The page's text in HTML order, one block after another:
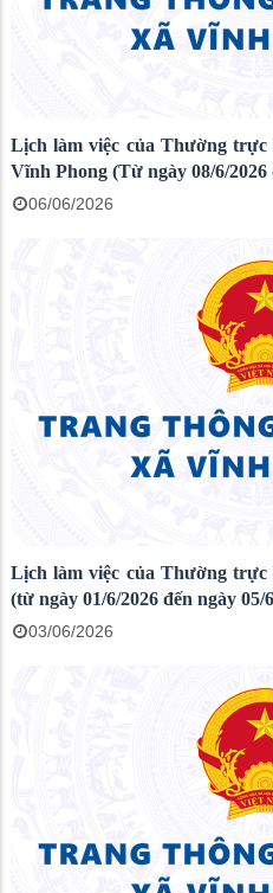
Lịch làm việc của Thường
Vĩnh Phong (Từ ngày 08/6/2026
06/06/2026
Lịch làm việc của Thường
(từ ngày 01/6/2026 đến ngày 05/
03/06/2026